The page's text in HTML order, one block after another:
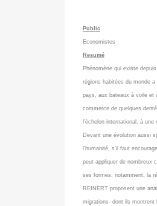
Public
Economistes
Resumé
Phénomène qui existe
régions habitées du monde a
pays, aux bateaux à voile et
commerce de quelques
l’échelon international, à
Devant une évolution aussi
l’humanité, s’il faut
peut appliquer de nombreux
ses formes, notamment, la
REINERT proposent une
migrations- dont ils montrent